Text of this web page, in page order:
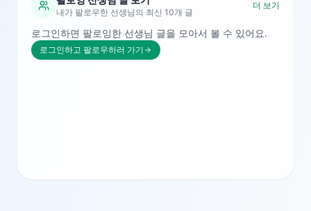
내가 팔로우한 선생님의 최신 10개 글
더 보기
로그인하면 팔로잉한 선생님 글을 모아서 볼 수 있어요.
로그인하고 팔로우하러 가기